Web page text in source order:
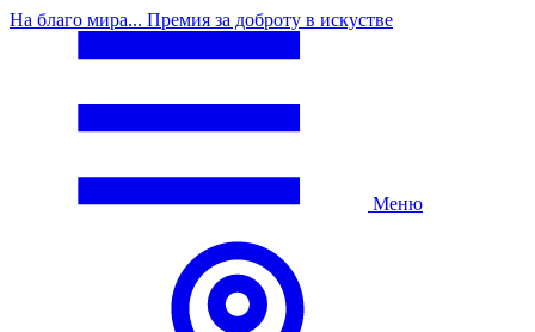
На благо мира... Премия за доброту в искустве
Меню